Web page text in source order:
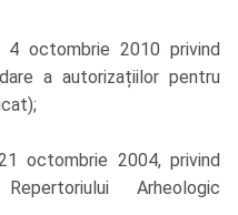
2010 privind
a autorizațiilor pentru
2004, privind
Arheologic